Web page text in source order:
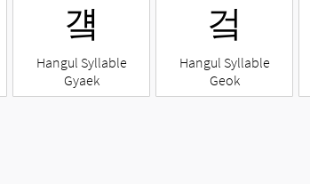
걬
Hangul Syllable
Gyaek
겈
Hangul Syllable
Geok